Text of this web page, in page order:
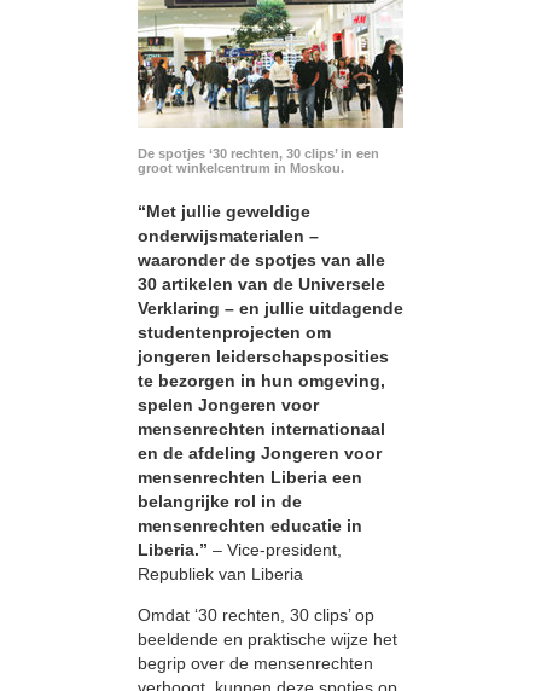
De spotjes ‘30 rechten, 30 clips’ in een
groot winkelcentrum in Moskou.
“Met jullie geweldige
onderwijsmaterialen –
waaronder de spotjes van alle
30 artikelen van de Universele
Verklaring – en jullie uitdagende
studentenprojecten om
jongeren leiderschapsposities
te bezorgen in hun omgeving,
spelen Jongeren voor
mensenrechten internationaal
en de afdeling Jongeren voor
mensenrechten Liberia een
belangrijke rol in de
mensenrechten educatie in
Liberia.” – Vice-president,
Republiek van Liberia
Omdat ‘30 rechten, 30 clips’ op
beeldende en praktische wijze het
begrip over de mensenrechten